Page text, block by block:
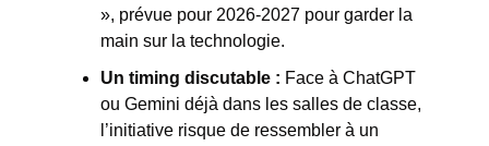
», prévue pour 2026-2027 pour garder la
main sur la technologie.
Un timing discutable : Face à ChatGPT
ou Gemini déjà dans les salles de classe,
l’initiative risque de ressembler à un